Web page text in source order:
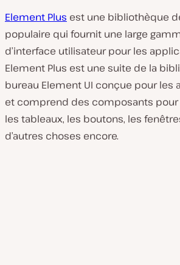
Element Plus est une bibliothèque
populaire qui fournit une large
d’interface utilisateur pour les
Element Plus est une suite de la
bureau Element UI conçue pour les
et comprend des composants pour
les tableaux, les boutons, les
d’autres choses encore.